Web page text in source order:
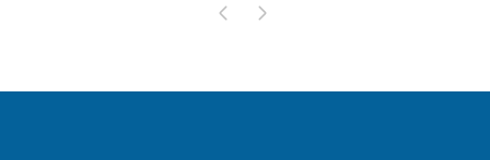
Pagina precedente
Pagina successiva